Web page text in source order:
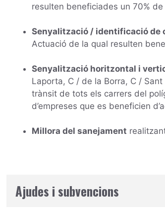
resulten beneficiades un 70%
Senyalització / identificació de
Actuació de la qual resulten
Senyalització horitzontal i
Laporta, C / de la Borra, C /
trànsit de tots els carrers del
d’empreses que es beneficien
Millora del sanejament
Ajudes i subvencions